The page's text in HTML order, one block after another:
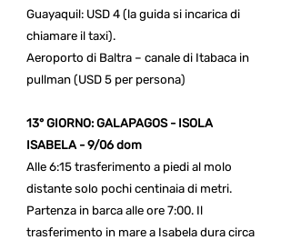
Guayaquil: USD 4 (la guida si incarica di
chiamare il taxi).
Aeroporto di Baltra – canale di Itabaca in
pullman (USD 5 per persona)
13° GIORNO: GALAPAGOS - ISOLA
ISABELA - 9/06 dom
Alle 6:15 trasferimento a piedi al molo
distante solo pochi centinaia di metri.
Partenza in barca alle ore 7:00. Il
trasferimento in mare a Isabela dura circa